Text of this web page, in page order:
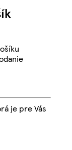
cena košíku
je pre Vás